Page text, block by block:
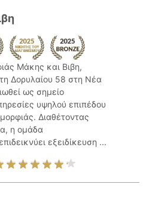
Μάκης και Βιβη,
Δορυλαίου 58 στη Νέα
ως σημείο
υψηλού επιπέδου
Διαθέτοντας
η ομάδα
εξειδίκευση ...